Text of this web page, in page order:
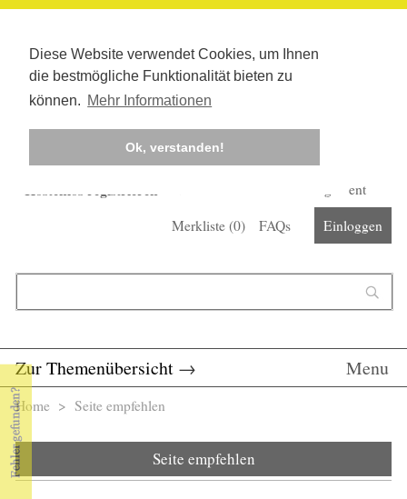
Diese Website verwendet Cookies, um Ihnen
die bestmögliche Funktionalität bieten zu
können. Mehr Informationen
Ok, verstanden!
Kostenlos registrieren
Corona-Management
Merkliste (0) FAQs Einloggen
Zur Themenübersicht → Menu
Sie sind hier
Home > Seite empfehlen
Seite empfehlen